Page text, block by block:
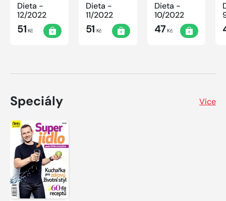
Dieta -
12/2022
51 Kč
Dieta -
11/2022
51 Kč
Dieta -
10/2022
47Kč
Speciály Více